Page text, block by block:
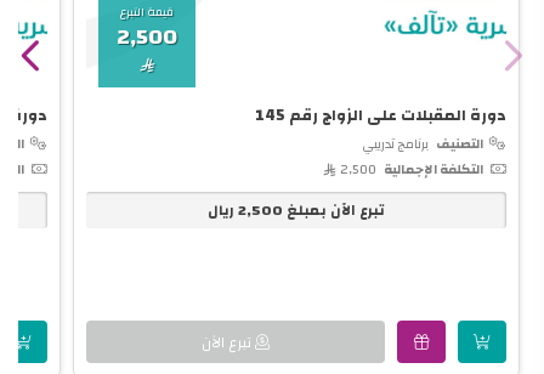
قيمة التبرع
2,500

دورة المقبلات على الزواج رقم 145
التصنيف برنامج تدريبي
التكلفة الإجمالية
تبرع الآن بمبلغ 2,500ريال
تبرع الآن
دورة